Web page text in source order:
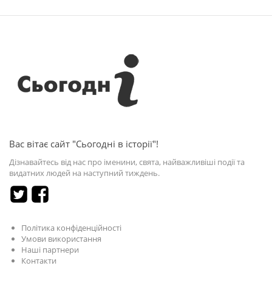
Вас вітає сайт "Сьогодні в історії"!
Дізнавайтесь від нас про іменини, свята, найважливіші події та
видатних людей на наступний тиждень.
Політика конфіденційності
Умови використання
Наші партнери
Контакти